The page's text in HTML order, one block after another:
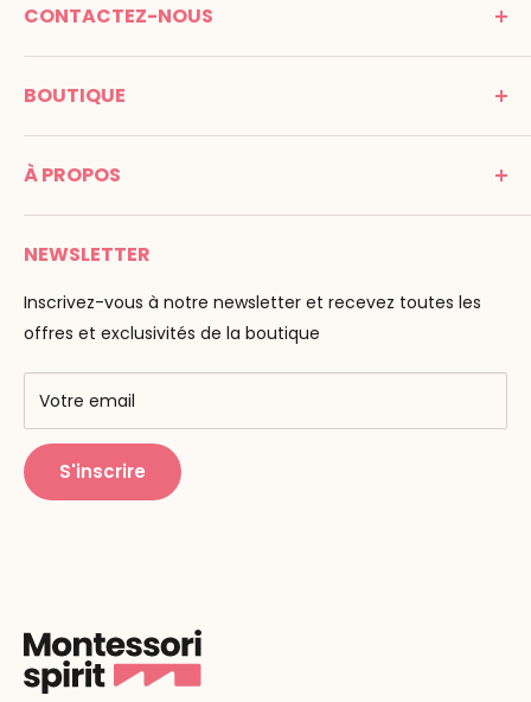
CONTACTEZ-NOUS
MONTESSORI SPIRIT
Promenade Jean Dalba
Tél : 05 53 61 21 26
Email :info@montessori-spirit.com
BOUTIQUE
C G V
Mentions légales
Paiement
Livraison
F.A.Q
À PROPOS
Montessori Spirit
Maria Montessori
La pédagogie
Nos marques
Centres de formation
Public Montessori
NEWSLETTER
Inscrivez-vous à notre newsletter et recevez toutes les
offres et exclusivités de la boutique
Votre email
S'inscrire